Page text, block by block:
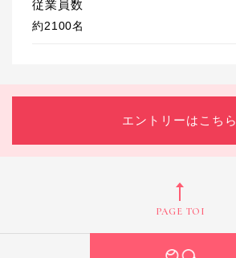
従業員数
約2100名
エントリーはこちら
PAGE TOP